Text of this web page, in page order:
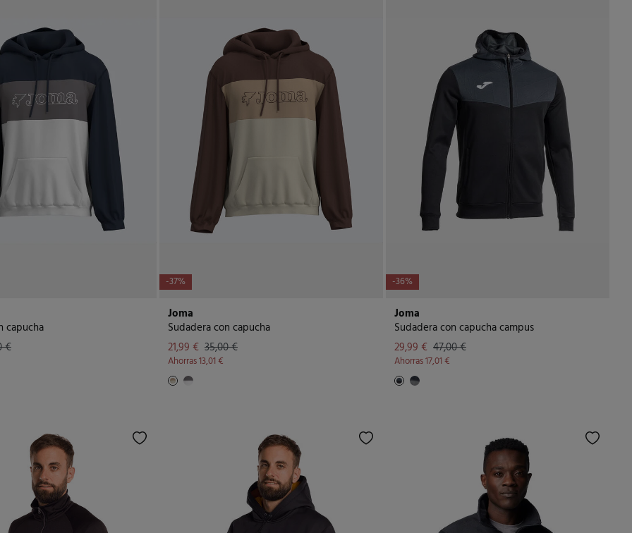
capucha
€
-37%
Joma
Sudadera con capucha
21,99 € 35,00 €
Ahorras13,01 €
-36%
Joma
Sudadera con capucha campus
29,99 € 47,00 €
Ahorras17,01 €